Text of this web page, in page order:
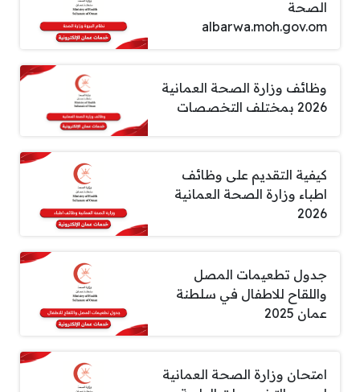
الصحة
albarwa.moh.gov.om
وظائف وزارة الصحة العمانية
2026 بمختلف التخصصات
كيفية التقديم على وظائف
اطباء وزارة الصحة العمانية
2026
جدول تطعيمات المصل
واللقاح للاطفال في سلطنة
عمان 2025
امتحان وزارة الصحة العمانية